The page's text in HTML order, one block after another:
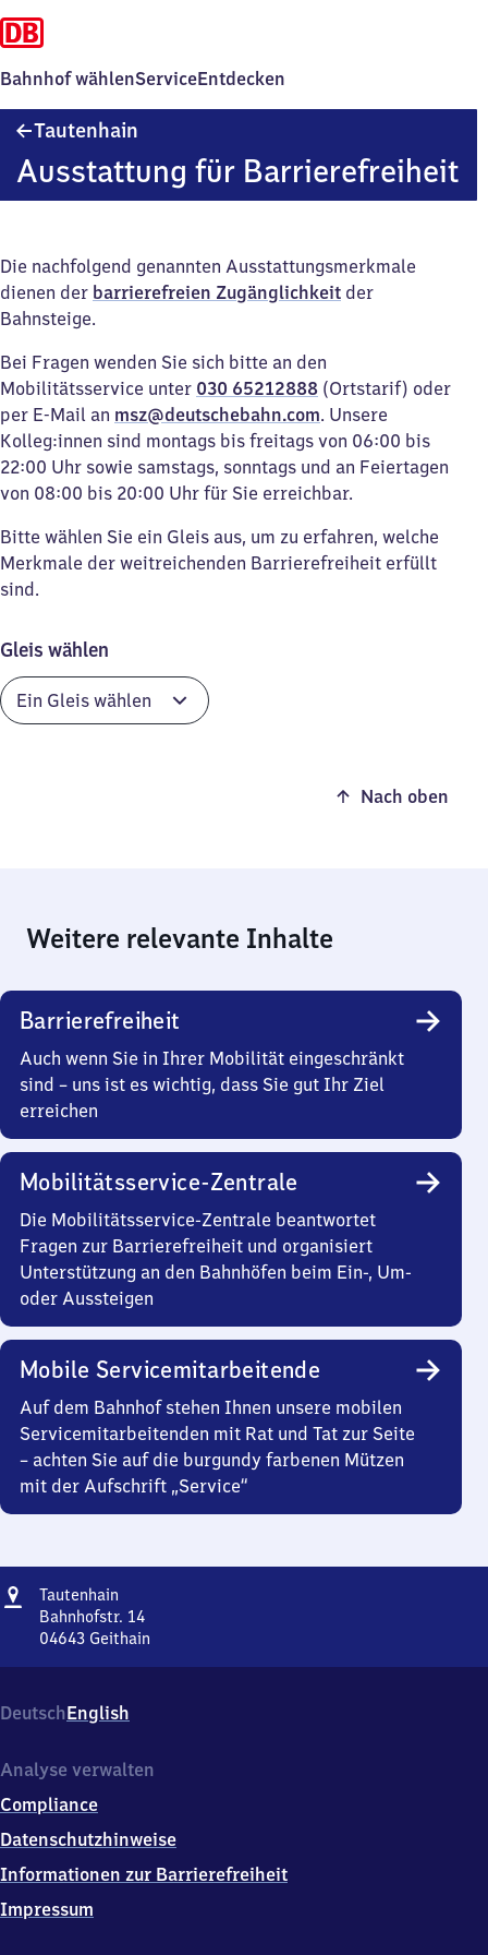
Bahnhof wählenServiceEntdecken
Tautenhain
Ausstattung für Barrierefreiheit
Die nachfolgend genannten Ausstattungsmerkmale
dienen der barrierefreien Zugänglichkeit der
Bahnsteige.
Bei Fragen wenden Sie sich bitte an den
Mobilitätsservice unter 030 65212888 (Ortstarif) oder
per E-Mail an msz@deutschebahn.com. Unsere
Kolleg:innen sind montags bis freitags von 06:00 bis
22:00 Uhr sowie samstags, sonntags und an Feiertagen
von 08:00 bis 20:00 Uhr für Sie erreichbar.
Bitte wählen Sie ein Gleis aus, um zu erfahren, welche
Merkmale der weitreichenden Barrierefreiheit erfüllt
sind.
Gleis wählen
Nach oben
Weitere relevante Inhalte
Barrierefreiheit
Auch wenn Sie in Ihrer Mobilität eingeschränkt
sind – uns ist es wichtig, dass Sie gut Ihr Ziel
erreichen
Mobilitätsservice-Zentrale
Die Mobilitätsservice-Zentrale beantwortet
Fragen zur Barrierefreiheit und organisiert
Unterstützung an den Bahnhöfen beim Ein-, Um-
oder Aussteigen
Mobile Servicemitarbeitende
Auf dem Bahnhof stehen Ihnen unsere mobilen
Servicemitarbeitenden mit Rat und Tat zur Seite
– achten Sie auf die burgundy farbenen Mützen
mit der Aufschrift „Service“
Adresse
Tautenhain
Bahnhofstr. 14
04643 Geithain
14,
0
6
3
Geithain
DeutschEnglish
Analyse verwalten
Compliance
Datenschutzhinweise
Informationen zur Barrierefreiheit
Impressum